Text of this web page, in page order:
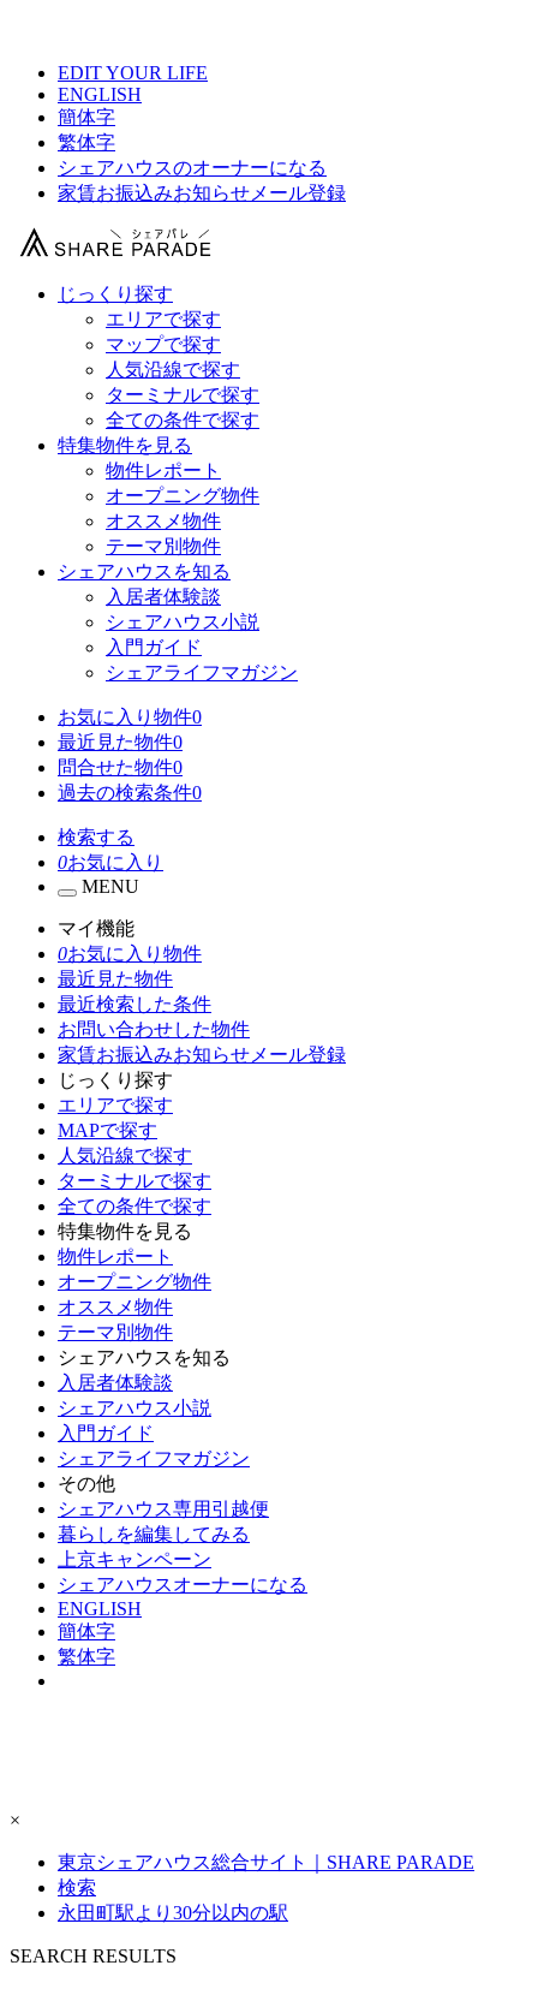
EDIT YOUR LIFE
ENGLISH
簡体字
繁体字
シェアハウスのオーナーになる
家賃お振込みお知らせメール登録
じっくり探す
エリアで探す
マップで探す
人気沿線で探す
ターミナルで探す
全ての条件で探す
特集物件を見る
物件レポート
オープニング物件
オススメ物件
テーマ別物件
シェアハウスを知る
入居者体験談
シェアハウス小説
入門ガイド
シェアライフマガジン
お気に入り物件0
最近見た物件0
問合せた物件0
過去の検索条件0
検索する
0お気に入り
MENU
マイ機能
0お気に入り物件
最近見た物件
最近検索した条件
お問い合わせした物件
家賃お振込みお知らせメール登録
じっくり探す
エリアで探す
MAPで探す
人気沿線で探す
ターミナルで探す
全ての条件で探す
特集物件を見る
物件レポート
オープニング物件
オススメ物件
テーマ別物件
シェアハウスを知る
入居者体験談
シェアハウス小説
入門ガイド
シェアライフマガジン
その他
シェアハウス専用引越便
暮らしを編集してみる
上京キャンペーン
シェアハウスオーナーになる
ENGLISH
簡体字
繁体字
×
東京シェアハウス総合サイト｜SHARE PARADE
検索
永田町駅より30分以内の駅
SEARCH RESULTS